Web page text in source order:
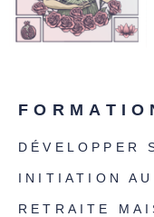
DÉVELOPPER
INITIATION AU
RETRAITE